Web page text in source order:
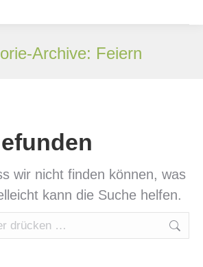
Archive: Feiern
wir nicht finden können, was
kann die Suche helfen.